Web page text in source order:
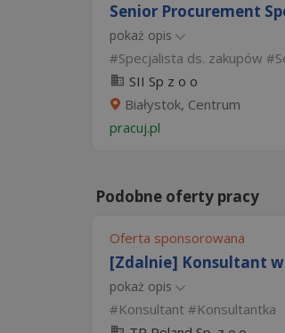
Senior Procurement
pokaż opis
Specjalista ds. zakupów
SII Sp z o o
Białystok, Centrum
pracuj.pl
Podobne oferty pracy
Oferta sponsorowana
[Zdalnie] Konsultant
pokaż opis
Konsultant
Konsultantka